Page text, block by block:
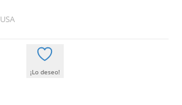
USA
¡Lo deseo!